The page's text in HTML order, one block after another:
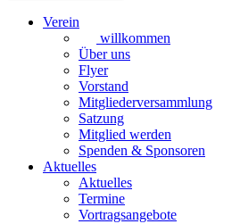
Verein
willkommen
Über uns
Flyer
Vorstand
Mitgliederversammlung
Satzung
Mitglied werden
Spenden & Sponsoren
Aktuelles
Aktuelles
Termine
Vortragsangebote